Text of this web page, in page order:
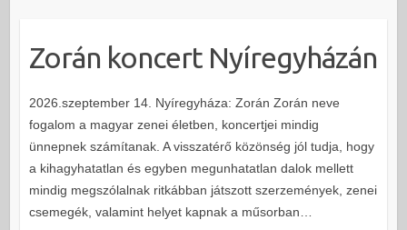
Zorán koncert Nyíregyházán
2026.szeptember 14. Nyíregyháza: Zorán Zorán neve
fogalom a magyar zenei életben, koncertjei mindig
ünnepnek számítanak. A visszatérő közönség jól tudja, hogy
a kihagyhatatlan és egyben megunhatatlan dalok mellett
mindig megszólalnak ritkábban játszott szerzemények, zenei
csemegék, valamint helyet kapnak a műsorban…